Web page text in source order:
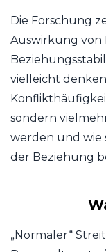
Die Forschung
Auswirkung von
vielleicht
sondern
werden und wie
der Beziehung
„Normaler“